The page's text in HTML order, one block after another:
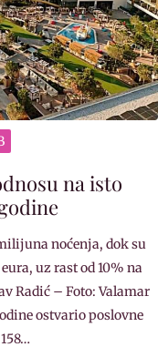
na isto
noćenja, dok su
uz rast od 10% na
Radić – Foto: Valamar
ostvario poslovne